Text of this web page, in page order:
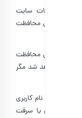
که از خدمات سایت
خود را برای محافظت
نزد بارجیل محافظت
داده نخواهد شد مگر
از جمله نام کاربری
مفقود شدن یا سرقت